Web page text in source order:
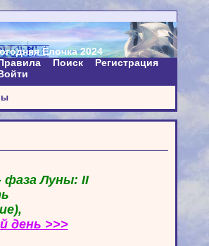
Ёлочка 2024
Поиск
Регистрация
фаза Луны: II
день >>>